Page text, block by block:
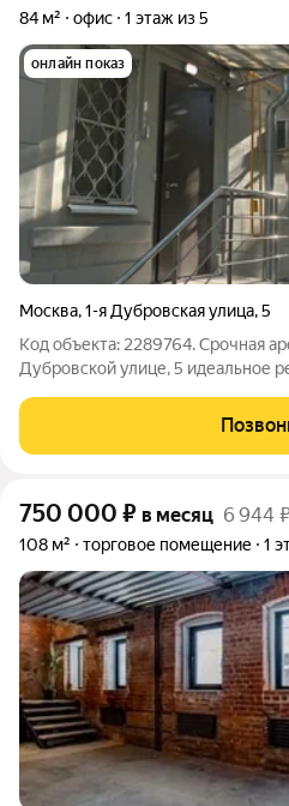
84 м² офис 1 этаж из 5
онлайн показ
Москва,1-я Дубровская улица,5
Код объекта: 2289764. Срочная
Дубровской улице, 5 идеальное решение для вашего бизнеса!
помещение общей площадью 84
пятиэтажного кирпичного
750 000 ₽ в месяц 6 944
108 м² торговое помещение 1